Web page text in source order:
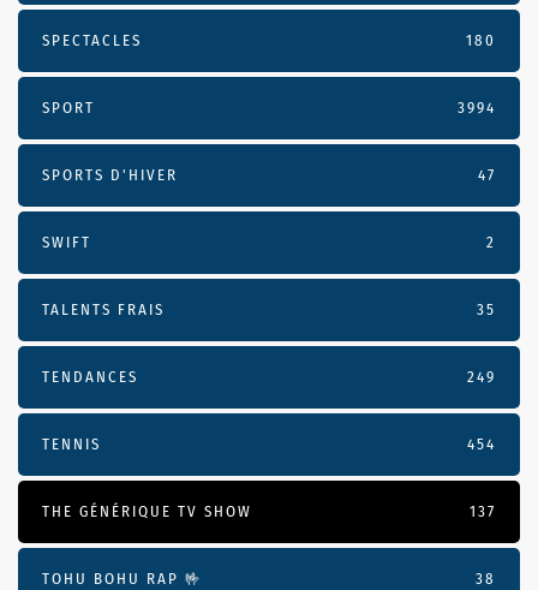
SPECTACLES 180
SPORT 3994
SPORTS D'HIVER 47
SWIFT 2
TALENTS FRAIS 35
TENDANCES 249
TENNIS 454
THE GÉNÉRIQUE TV SHOW 137
TOHU BOHU RAP 🤟 38